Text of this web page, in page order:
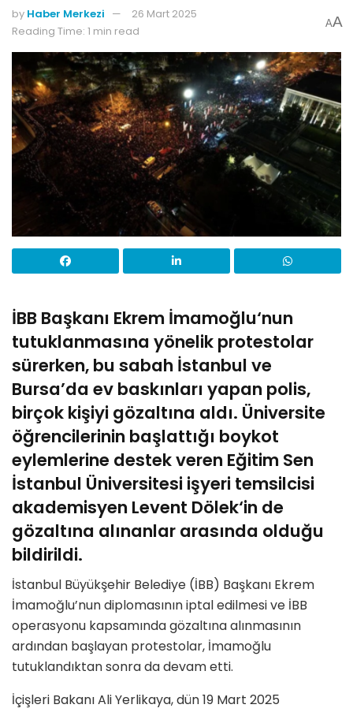
by Haber Merkezi
26 Mart 2025
Reading Time: 1 min read
AA
İBB Başkanı Ekrem İmamoğlu‘nun
tutuklanmasına yönelik protestolar
sürerken, bu sabah İstanbul ve
Bursa’da ev baskınları yapan polis,
birçok kişiyi gözaltına aldı. Üniversite
öğrencilerinin başlattığı boykot
eylemlerine destek veren Eğitim Sen
İstanbul Üniversitesi işyeri temsilcisi
akademisyen Levent Dölek‘in de
gözaltına alınanlar arasında olduğu
bildirildi.
İstanbul Büyükşehir Belediye (İBB) Başkanı Ekrem
İmamoğlu’nun diplomasının iptal edilmesi ve İBB
operasyonu kapsamında gözaltına alınmasının
ardından başlayan protestolar, İmamoğlu
tutuklandıktan sonra da devam etti.
İçişleri Bakanı Ali Yerlikaya, dün 19 Mart 2025